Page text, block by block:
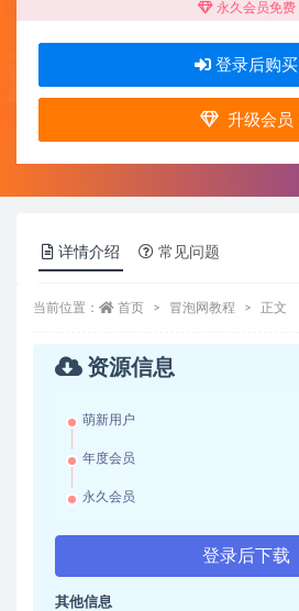
永久会员免费
登录后购买
升级会员
详情介绍 常见问题
当前位置： 首页 冒泡网教程 正文
资源信息
萌新用户
年度会员
永久会员
登录后下载
其他信息